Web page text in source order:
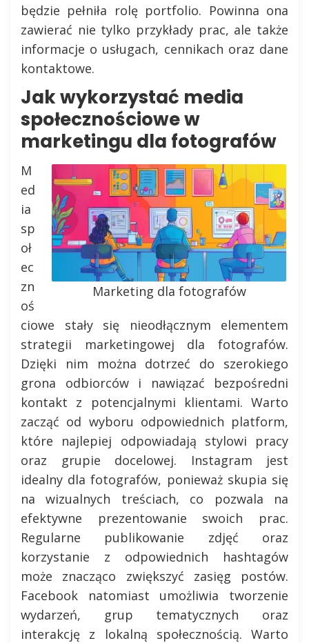
będzie pełniła rolę portfolio. Powinna ona
zawierać nie tylko przykłady prac, ale także
informacje o usługach, cennikach oraz dane
kontaktowe.
Jak wykorzystać media
społecznościowe w
marketingu dla fotografów
Marketing dla fotografów
M
ed
ia
sp
oł
ec
zn
oś
ciowe stały się nieodłącznym elementem
strategii marketingowej dla fotografów.
Dzięki nim można dotrzeć do szerokiego
grona odbiorców i nawiązać bezpośredni
kontakt z potencjalnymi klientami. Warto
zacząć od wyboru odpowiednich platform,
które najlepiej odpowiadają stylowi pracy
oraz grupie docelowej. Instagram jest
idealny dla fotografów, ponieważ skupia się
na wizualnych treściach, co pozwala na
efektywne prezentowanie swoich prac.
Regularne publikowanie zdjęć oraz
korzystanie z odpowiednich hashtagów
może znacząco zwiększyć zasięg postów.
Facebook natomiast umożliwia tworzenie
wydarzeń, grup tematycznych oraz
interakcję z lokalną społecznością. Warto